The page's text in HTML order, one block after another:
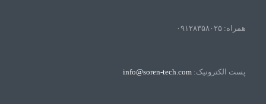
همراه: ۰۹۱۲۸۳۵۸۰۲۵
پست الکترونیک: info@soren-tech.com